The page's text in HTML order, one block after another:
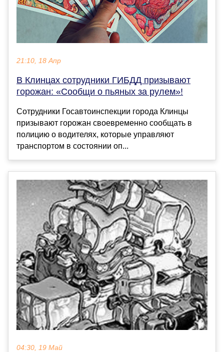
21:10, 18 Апр
В Клинцах сотрудники ГИБДД призывают
горожан: «Сообщи о пьяных за рулем»!
Сотрудники Госавтоинспекции города Клинцы
призывают горожан своевременно сообщать в
полицию о водителях, которые управляют
транспортом в состоянии оп...
04:30, 19 Май